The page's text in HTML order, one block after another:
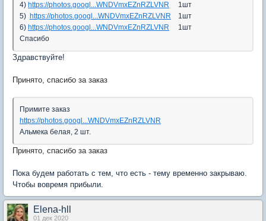
4) https://photos.googl...WNDVmxEZnRZLVNR 1шт
5) https://photos.googl...WNDVmxEZnRZLVNR 1шт
6) https://photos.googl...WNDVmxEZnRZLVNR 1шт
Спасибо
Здравствуйте!
Принято, спасибо за заказ
Примите заказ
https://photos.googl...WNDVmxEZnRZLVNR
Альмека белая, 2 шт.
Принято, спасибо за заказ
Пока будем работать с тем, что есть - тему временно закрываю.
Чтобы вовремя прибыли.
Elena-hll
01 дек 2020